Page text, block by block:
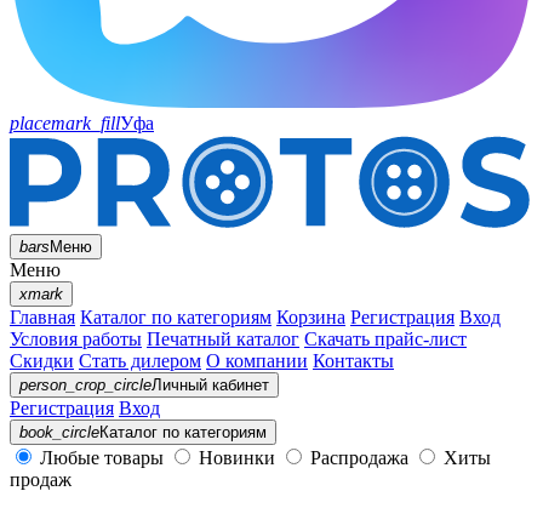
placemark_fillУфа
barsМеню
Меню
xmark
Главная Каталог по категориям Корзина Регистрация Вход
Условия работы Печатный каталог Скачать прайс-лист
Скидки Стать дилером О компании Контакты
person_crop_circleЛичный кабинет
Регистрация Вход
book_circleКаталог по категориям
Любые товары Новинки Распродажа
Хиты
продаж